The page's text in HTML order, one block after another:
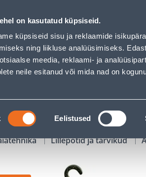
on kasutatud küpsiseid.
küpsiseid sisu ja reklaamide
ning liikluse analüüsimiseks.
meedia, reklaami- ja
neile esitanud või mida nad on
Eelistused
loaded
Klienditeenindus Teenused
KAMPAANIAD KATALOOGID
Lillepotid ja tarvikud